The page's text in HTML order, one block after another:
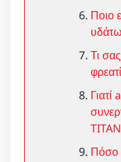
Ποιο
Τι
Πόσο